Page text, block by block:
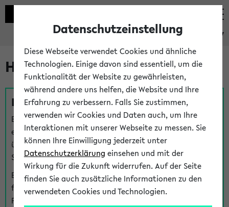
eKVV
Hilfe & Kontakt
Fragen zu einzelnen Veranstaltungen
Bei inhaltlichen und organisatorischen Fragen zu
einzelnen Veranstaltungen finden Sie Ansprechpersonen
über denFragen-Link bei jeder Veranstaltung. Der BIS
Support kann hier meist keine direkte Hilfe leisten.
Bei Veranstaltungen mit eKVV Teilnahmemanagement
finden Sie eine Auskunft über die Personen, die Ihre
Platzzuteilung im eKVV eingetragen haben, auf der
Datenschutzeinstellung
Diese Webseite verwendet Cookies und ähnliche
Technologien. Einige davon sind essentiell, um die
Funktionalität der Website zu gewährleisten,
während andere uns helfen, die Website und Ihre
Erfahrung zu verbessern. Falls Sie zustimmen,
verwenden wir Cookies und Daten auch, um Ihre
Interaktionen mit unserer Webseite zu messen. Sie
können Ihre Einwilligung jederzeit unter
Datenschutzerklärung einsehen und mit der
Wirkung für die Zukunft widerrufen. Auf der Seite
finden Sie auch zusätzliche Informationen zu den
verwendeten Cookies und Technologien.